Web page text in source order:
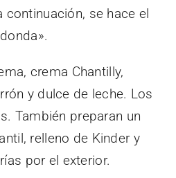
continuación, se hace el
crema Chantilly,
y dulce de leche. Los
También preparan un
relleno de Kinder y
por el exterior.